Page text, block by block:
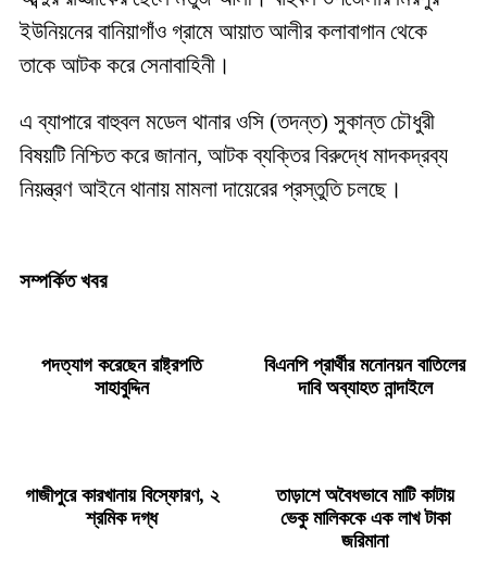
ইউনিয়নের বানিয়াগাঁও গ্রামে আয়াত আলীর কলাবাগান থেকে
তাকে আটক করে সেনাবাহিনী।
এ ব্যাপারে বাহুবল মডেল থানার ওসি (তদন্ত) সুকান্ত চৌধুরী
বিষয়টি নিশ্চিত করে জানান, আটক ব্যক্তির বিরুদ্ধে মাদকদ্রব্য
নিয়ন্ত্রণ আইনে থানায় মামলা দায়েরের প্রস্তুতি চলছে।
সম্পর্কিত খবর
পদত্যাগ করেছেন রাষ্ট্রপতি
সাহাবুদ্দিন
বিএনপি প্রার্থীর মনোনয়ন বাতিলের
দাবি অব্যাহত নান্দাইলে
গাজীপুরে কারখানায় বিস্ফোরণ, ২
শ্রমিক দগ্ধ
তাড়াশে অবৈধভাবে মাটি কাটায়
ভেকু মালিককে এক লাখ টাকা
জরিমানা